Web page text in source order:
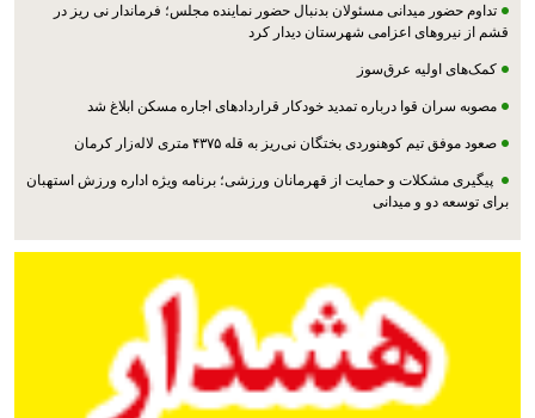
تداوم حضور میدانی مسئولان بدنبال حضور نماینده مجلس؛ فرماندار نی ریز در
قشم از نیروهای اعزامی شهرستان دیدار کرد
کمک‌های اولیه عرق‌سوز
مصوبه سران قوا درباره تمدید خودکار قراردادهای اجاره مسکن ابلاغ شد
صعود موفق تیم کوهنوردی بختگان نی‌ریز به قله ۴۳۷۵ متری لاله‌زار کرمان
پیگیری مشکلات و حمایت از قهرمانان ورزشی؛ برنامه ویژه اداره ورزش استهبان
برای توسعه دو و میدانی